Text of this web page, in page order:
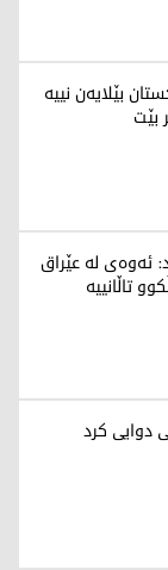
بێلایەن نییە
بێت
ئەوەی لە عێراق
تاڵانییە
دوایی کرد